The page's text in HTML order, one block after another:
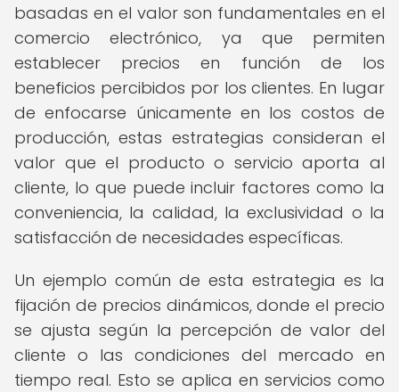
basadas en el valor son fundamentales en el
comercio electrónico, ya que permiten
establecer precios en función de los
beneficios percibidos por los clientes. En lugar
de enfocarse únicamente en los costos de
producción, estas estrategias consideran el
valor que el producto o servicio aporta al
cliente, lo que puede incluir factores como la
conveniencia, la calidad, la exclusividad o la
satisfacción de necesidades específicas.
Un ejemplo común de esta estrategia es la
fijación de precios dinámicos, donde el precio
se ajusta según la percepción de valor del
cliente o las condiciones del mercado en
tiempo real. Esto se aplica en servicios como